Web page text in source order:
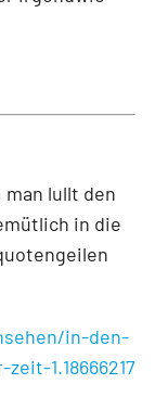
man lullt den
in die
in-den-
1.18666217